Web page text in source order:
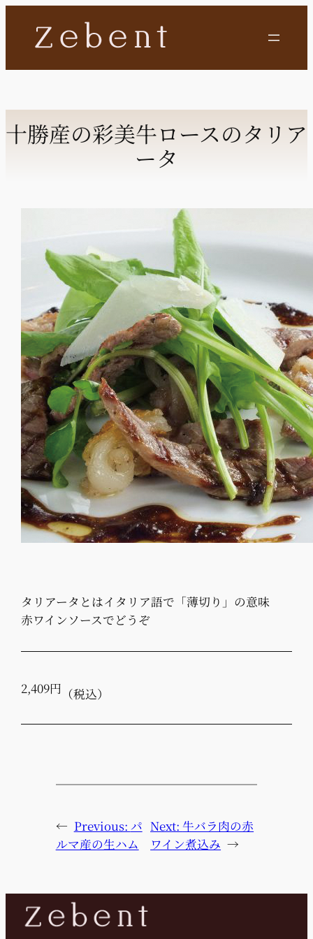
ス
プ
十勝産の彩美牛ロースのタリア
ータ
タリアータとはイタリア語で「薄切り」の意味
赤ワインソースでどうぞ
2,409円 （税込）
← Previous: パ
ルマ産の生ハム
Next:牛バラ肉の赤
ワイン煮込み →